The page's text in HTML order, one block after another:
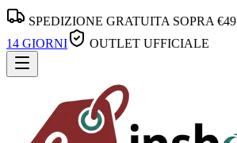
SPEDIZIONE GRATUITA SOPRA €49
14 GIORNI
OUTLET UFFICIALE